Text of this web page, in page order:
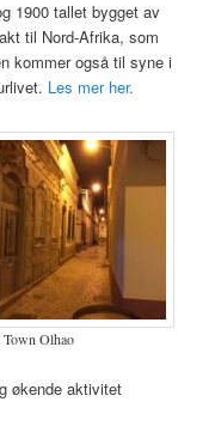
1900 tallet bygget av
til Nord-Afrika, som
kommer også til syne i
Les mer her.
Olhao
økende aktivitet